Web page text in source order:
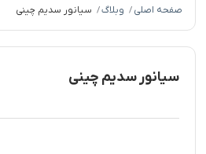
صفحه اصلی / وبلاگ/ سیانور سدیم چینی
سیانور سدیم چینی